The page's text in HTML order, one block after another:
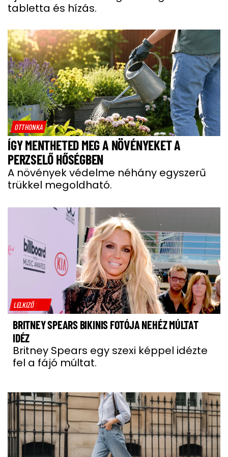
tabletta és hízás.
OTTHONKA
ÍGY MENTHETED MEG A NÖVÉNYEKET A
PERZSELŐ HŐSÉGBEN
A növények védelme néhány egyszerű
trükkel megoldható.
LELKIZŐ
BRITNEY SPEARS BIKINIS FOTÓJA NEHÉZ MÚLTAT
IDÉZ
Britney Spears egy szexi képpel idézte
fel a fájó múltat.